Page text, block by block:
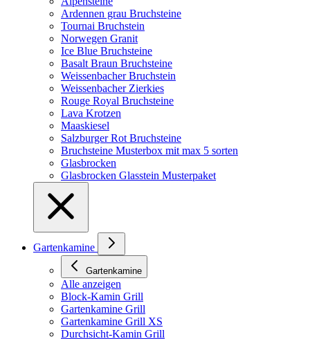
Ardennen grau Bruchsteine
Tournai Bruchstein
Norwegen Granit
Ice Blue Bruchsteine
Basalt Braun Bruchsteine
Weissenbacher Bruchstein
Weissenbacher Zierkies
Rouge Royal Bruchsteine
Lava Krotzen
Maaskiesel
Salzburger Rot Bruchsteine
Bruchsteine Musterbox mit max 5 sorten
Glasbrocken
Glasbrocken Glasstein Musterpaket
Gartenkamine
Gartenkamine
Alle anzeigen
Block-Kamin Grill
Gartenkamine Grill
Gartenkamine Grill XS
Durchsicht-Kamin Grill